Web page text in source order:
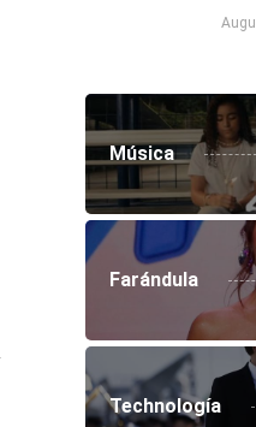
Música
Farándula
Technología